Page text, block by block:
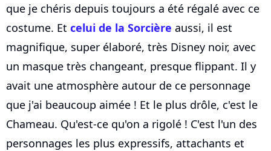
que je chéris depuis toujours a été régalé avec ce
costume. Et celui de la Sorcière aussi, il est
magnifique, super élaboré, très Disney noir, avec
un masque très changeant, presque flippant. Il y
avait une atmosphère autour de ce personnage
que j'ai beaucoup aimée ! Et le plus drôle, c'est le
Chameau. Qu'est-ce qu'on a rigolé ! C'est l'un des
personnages les plus expressifs, attachants et